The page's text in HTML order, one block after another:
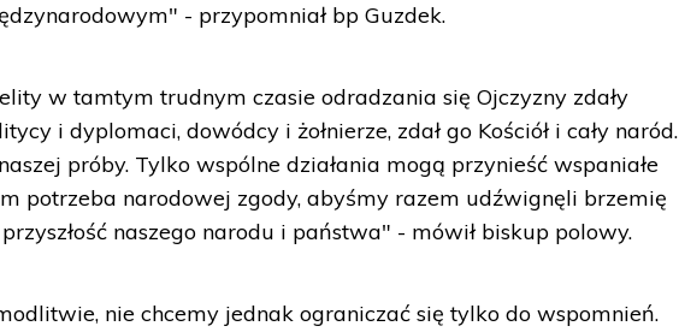
- przypomniał bp Guzdek.
w tamtym trudnym czasie odradzania się Ojczyzny zdały
i dyplomaci, dowódcy i żołnierze, zdał go Kościół i cały naród.
próby. Tylko wspólne działania mogą przynieść wspaniałe
potrzeba narodowej zgody, abyśmy razem udźwignęli brzemię
naszego narodu i państwa" - mówił biskup polowy.
nie chcemy jednak ograniczać się tylko do wspomnień.